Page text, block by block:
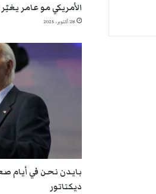
الأمريكي مو عامر
28 أكتوبر، 2025
بايدن نحن في أيام
ديكتاتور